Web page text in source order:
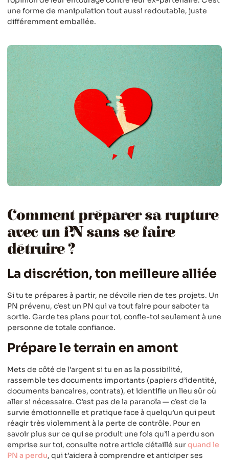
une forme de manipulation tout aussi redoutable, juste
différemment emballée.
Comment préparer sa rupture
avec un PN sans se faire
détruire ?
La discrétion, ton meilleure alliée
Si tu te prépares à partir, ne dévoile rien de tes projets. Un
PN prévenu, c’est un PN qui va tout faire pour saboter ta
sortie. Garde tes plans pour toi, confie-toi seulement à une
personne de totale confiance.
Prépare le terrain en amont
Mets de côté de l’argent si tu en as la possibilité,
rassemble tes documents importants (papiers d’identité,
documents bancaires, contrats), et identifie un lieu sûr où
aller si nécessaire. C’est pas de la paranoïa — c’est de la
survie émotionnelle et pratique face à quelqu’un qui peut
réagir très violemment à la perte de contrôle. Pour en
savoir plus sur ce qui se produit une fois qu’il a perdu son
emprise sur toi, consulte notre article détaillé surquand le
PN a perdu, qui t’aidera à comprendre et anticiper ses